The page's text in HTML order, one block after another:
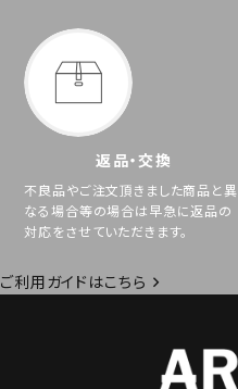
返品・交換
不良品やご注文頂きました商品と異
なる場合等の場合は早急に返品の
対応をさせていただきます。
ご利用ガイドはこちら